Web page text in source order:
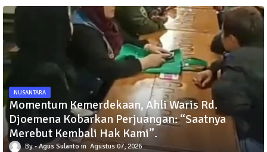
NUSANTARA
Momentum Kemerdekaan, Ahli Waris Rd.
Djoemena Kobarkan Perjuangan: “Saatnya
Merebut Kembali Hak Kami”.
Agus Sulanto Agustus 07, 2026